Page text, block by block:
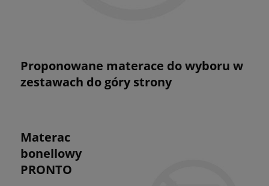
Proponowane materace do wyboru w
zestawach do góry strony
Materac
bonellowy
PRONTO